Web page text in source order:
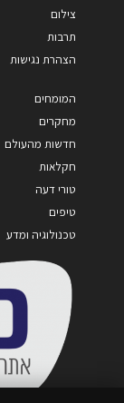
צילום
תרבות
הצהרת נגישות
המומחים
מחקרים
חדשות מהעולם
חקלאות
טורי דעה
טיפים
טכנולוגיה ומדע